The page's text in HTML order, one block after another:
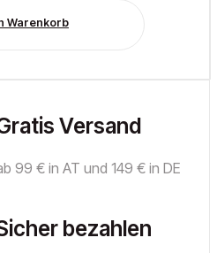
Warenkorb
Versand
99 € in AT und 149 € in DE
bezahlen